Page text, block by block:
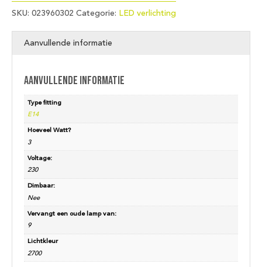
SKU: 023960302 Categorie: LED verlichting
Aanvullende informatie
Aanvullende informatie
Type fitting
E14
Hoeveel Watt?
3
Voltage:
230
Dimbaar:
Nee
Vervangt een oude lamp van:
9
Lichtkleur
2700